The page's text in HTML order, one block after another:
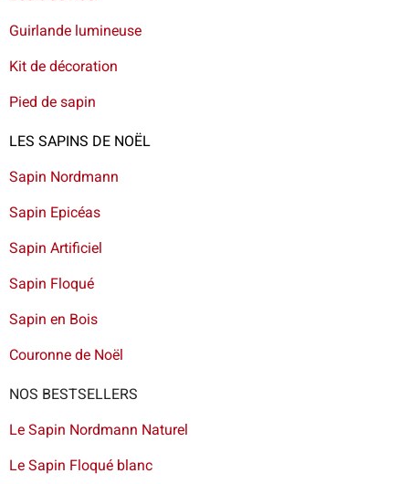
Guirlande lumineuse
Kit de décoration
Pied de sapin
LES SAPINS DE NOËL
Sapin Nordmann
Sapin Epicéas
Sapin Artificiel
Sapin Floqué
Sapin en Bois
Couronne de Noël
NOS BESTSELLERS
Le Sapin Nordmann Naturel
Le Sapin Floqué blanc